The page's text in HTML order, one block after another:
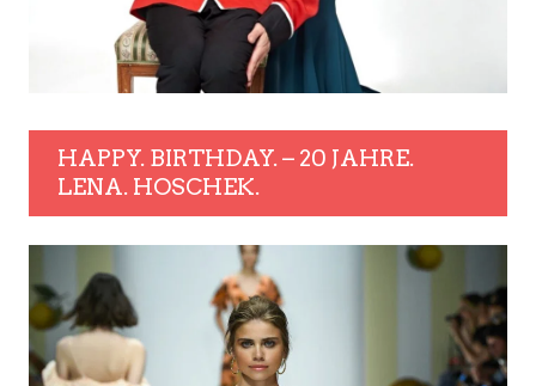
HAPPY. BIRTHDAY. – 20 JAHRE.
LENA. HOSCHEK.